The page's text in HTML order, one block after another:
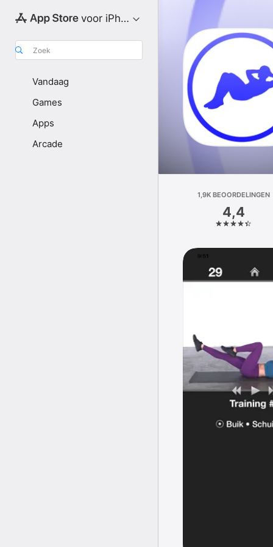
voor iPhone
Zoek
Vandaag
Games
Apps
Arcade
1,9K BEOOR­DELINGEN
4,4